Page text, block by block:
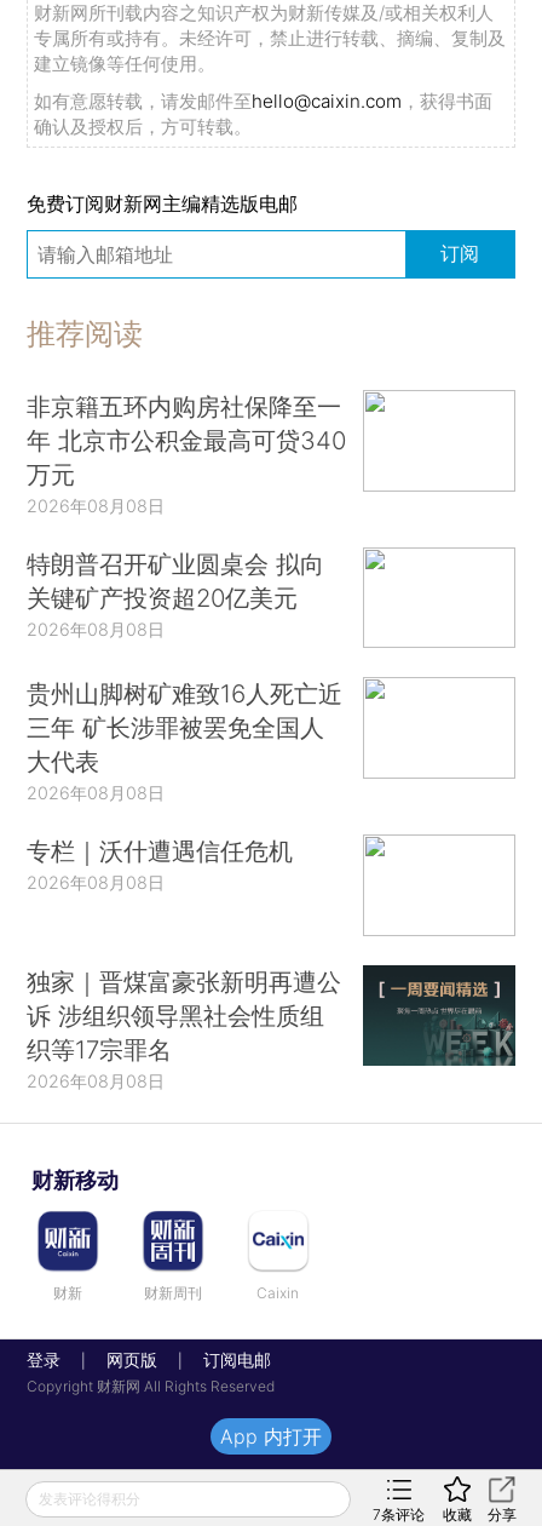
财新网所刊载内容之知识产权为财新传媒及/或相关权利人
专属所有或持有。未经许可，禁止进行转载、摘编、复制及
建立镜像等任何使用。
如有意愿转载，请发邮件至hello@caixin.com ，获得书面
确认及授权后，方可转载。
免费订阅财新网主编精选版电邮
订阅
推荐阅读
非京籍五环内购房社保降至一
年 北京市公积金最高可贷340
万元
2026年08月08日
特朗普召开矿业圆桌会 拟向
关键矿产投资超20亿美元
2026年08月08日
贵州山脚树矿难致16人死亡近
三年 矿长涉罪被罢免全国人
大代表
2026年08月08日
专栏｜沃什遭遇信任危机
2026年08月08日
独家｜晋煤富豪张新明再遭公
诉 涉组织领导黑社会性质组
织等17宗罪名
2026年08月08日
财新移动
财新 财新周刊 Caixin
登录 网页版 订阅电邮
Copyright 财新网 All Rights Reserved
发表评论得积分
7条评论 收藏 分享
App 内打开